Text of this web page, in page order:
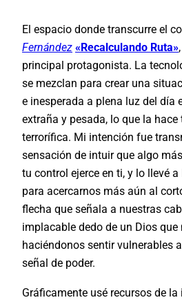
El espacio donde transcurre el
Fernández « Recalculando Ruta»
principal protagonista. La
se mezclan para crear una
e inesperada a plena luz del día
extraña y pesada, lo que la
terrorífica. Mi intención fue
sensación de intuir que algo
tu control ejerce en ti, y lo llevé
para acercarnos más aún al
flecha que señala a nuestras
implacable dedo de un Dios que
haciéndonos sentir vulnerables
señal de poder.
Gráficamente usé recursos de